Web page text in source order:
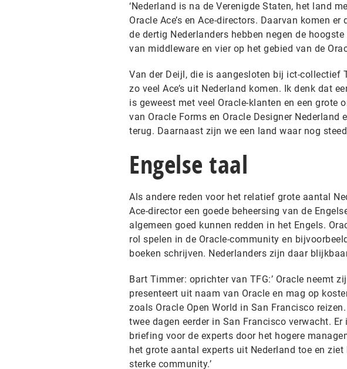
‘Nederland is na de Verenigde Staten, het land
Oracle Ace’s en Ace-directors. Daarvan komen
de dertig Nederlanders hebben negen de
van middleware en vier op het gebied van de
Van der Deijl, die is aangesloten bij ict-collectief
zo veel Ace’s uit Nederland komen. Ik denk dat
is geweest met veel Oracle-klanten en een grote
van Oracle Forms en Oracle Designer Nederland
terug. Daarnaast zijn we een land waar nog
Engelse taal
Als andere reden voor het relatief grote aantal
Ace-director een goede beheersing van de
algemeen goed kunnen redden in het Engels.
rol spelen in de Oracle-community en
boeken schrijven. Nederlanders zijn daar
Bart Timmer: oprichter van TFG:’ Oracle neemt
presenteert uit naam van Oracle en mag op
zoals Oracle Open World in San Francisco
twee dagen eerder in San Francisco verwacht.
briefing voor de experts door het hogere
het grote aantal experts uit Nederland toe en
sterke community.’